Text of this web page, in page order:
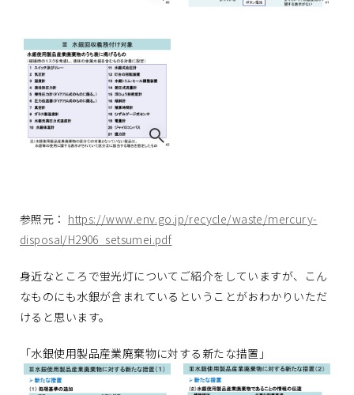
参照元： https://www.env.go.jp/recycle/waste/mercury-
disposal/H2906_setsumei.pdf
身近なところで蛍光灯についてご紹介をしていますが、こん
なものにも水銀が含まれているということがおわかりいただ
けると思います。
「水銀使用製品産業廃棄物に対する新たな措置」